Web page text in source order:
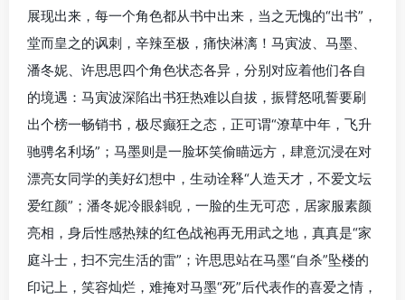
展现出来，每一个角色都从书中出来，当之无愧的“出书”，
堂而皇之的讽刺，辛辣至极，痛快淋漓！马寅波、马墨、
潘冬妮、许思思四个角色状态各异，分别对应着他们各自
的境遇：马寅波深陷出书狂热难以自拔，振臂怒吼誓要刷
出个榜一畅销书，极尽癫狂之态，正可谓“潦草中年，飞升
驰骋名利场”；马墨则是一脸坏笑偷瞄远方，肆意沉浸在对
漂亮女同学的美好幻想中，生动诠释“人造天才，不爱文坛
爱红颜”；潘冬妮冷眼斜睨，一脸的生无可恋，居家服素颜
亮相，身后性感热辣的红色战袍再无用武之地，真真是“家
庭斗士，扫不完生活的雷”；许思思站在马墨“自杀”坠楼的
印记上，笑容灿烂，难掩对马墨“死”后代表作的喜爱之情，